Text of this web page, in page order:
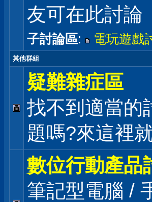
友可在此討論
子討論區: 電玩遊戲
其他群組
疑難雜症區
找不到適當的
題嗎?來這裡
數位行動產品
筆記型電腦 /